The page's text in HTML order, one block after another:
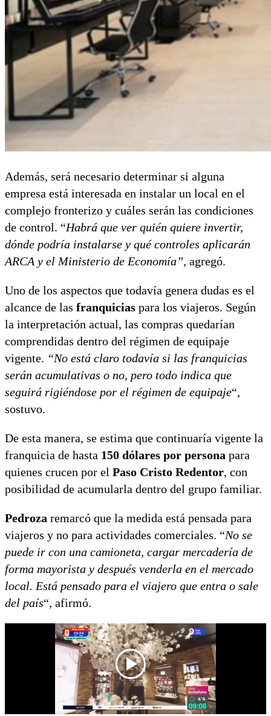
Además, será necesario determinar si alguna
empresa está interesada en instalar un local en el
complejo fronterizo y cuáles serán las condiciones
de control. “Habrá que ver quién quiere invertir,
dónde podría instalarse y qué controles aplicarán
ARCA y el Ministerio de Economía”, agregó.
Uno de los aspectos que todavía genera dudas es el
alcance de las franquicias para los viajeros. Según
la interpretación actual, las compras quedarían
comprendidas dentro del régimen de equipaje
vigente. “No está claro todavía si las franquicias
serán acumulativas o no, pero todo indica que
seguirá rigiéndose por el régimen de equipaje“,
sostuvo.
De esta manera, se estima que continuaría vigente la
franquicia de hasta 150 dólares por persona para
quienes crucen por el Paso Cristo Redentor, con
posibilidad de acumularla dentro del grupo familiar.
Pedroza remarcó que la medida está pensada para
viajeros y no para actividades comerciales. “No se
puede ir con una camioneta, cargar mercadería de
forma mayorista y después venderla en el mercado
local. Está pensado para el viajero que entra o sale
del país“, afirmó.